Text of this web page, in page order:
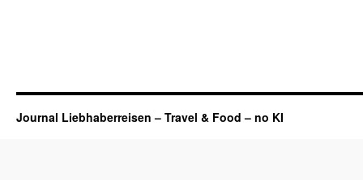
Journal Liebhaberreisen – Travel & Food – no KI